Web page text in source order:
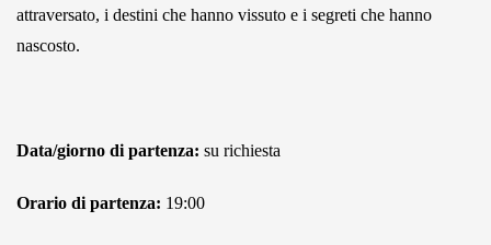
attraversato, i destini che hanno vissuto e i segreti che hanno
nascosto.
Data/giorno di partenza: su richiesta
Orario di partenza: 19:00